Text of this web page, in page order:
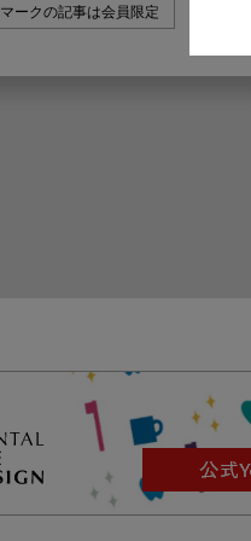
マークの記事は会員限定